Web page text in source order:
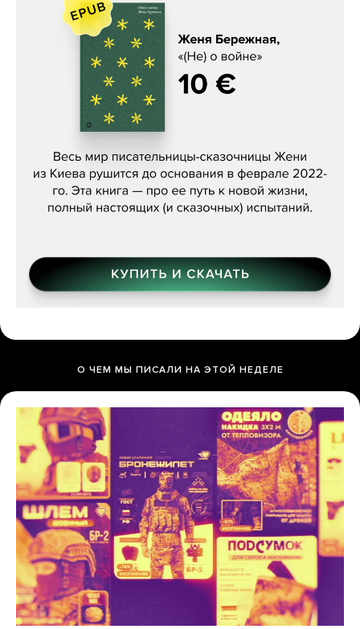
Женя Бережная, «(Не) о войне»
О ЧЕМ МЫ ПИСАЛИ НА ЭТОЙ НЕДЕЛЕ